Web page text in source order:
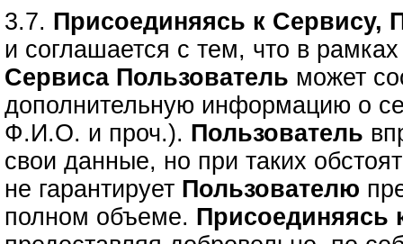
3.7. Присоединяясь к Сервису,
и соглашается с тем, что в рамках
Сервиса Пользователь может
дополнительную информацию о
Ф.И.О. и проч.). Пользователь
свои данные, но при таких
не гарантирует Пользователю
полном объеме. Присоединяясь